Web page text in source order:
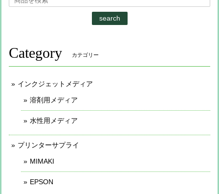
search
Category カテゴリー
インクジェットメディア
溶剤用メディア
水性用メディア
プリンターサプライ
MIMAKI
EPSON